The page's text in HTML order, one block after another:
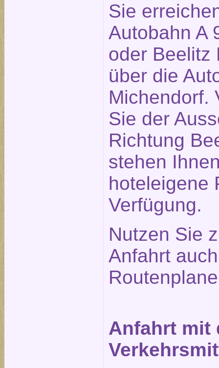
Sie
Autobahn A
oder Beelitz
über die
Michendorf.
Sie der
Richtung
stehen
hoteleigene
Verfügung.
Nutzen Sie
Anfahrt
Anfahrt mit